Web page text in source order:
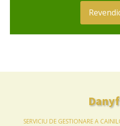
SERVICIU DE GESTIONARE A